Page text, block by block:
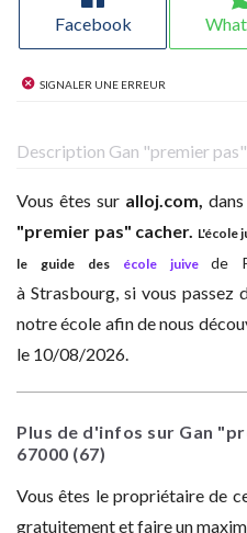
Facebook
Signaler une erreur
Description Gan "premier pas"
Vous êtes sur alloj.com,
"premier pas" cacher. L'école
le guide des école juive de
à Strasbourg, si vous passez
notre école afin de nous
le 10/08/2026.
Plus de d'infos sur Gan
67000 (67)
Vous êtes le propriétaire de
gratuitement et faire un